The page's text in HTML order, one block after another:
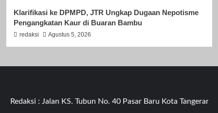
Klarifikasi ke DPMPD, JTR Ungkap Dugaan Nepotisme
Pengangkatan Kaur di Buaran Bambu
redaksi Agustus 5, 2026
: Jalan KS. Tubun No. 40 Pasar Baru Kota Tangerang